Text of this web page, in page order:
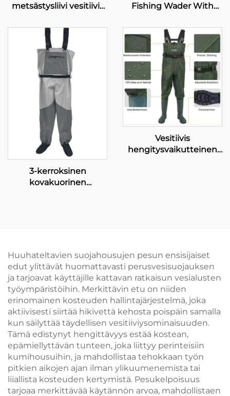
metsästysliivi vesitiivis
läpäisemätön
neopreeniliivi
vesitiivisillä sukilla 100 %
vesitiivis
Fishing Wader With
3-kerroksinen
kovakuorinen
Vesitiivis
hengitysvaikutteinen
Huuhateltavien suojahousujen pesun ensisijaiset
edut ylittävät huomattavasti perusvesisuojauksen
ja tarjoavat käyttäjille kattavan ratkaisun vesialusten
työympäristöihin. Merkittävin etu on niiden
erinomainen kosteuden hallintajärjestelmä, joka
aktiivisesti siirtää hikivettä kehosta poispäin samalla
kun säilyttää täydellisen vesitiiviysominaisuuden.
Tämä edistynyt hengittävyys estää kostean,
epämiellyttävän tunteen, joka liittyy perinteisiin
kumihousuihin, ja mahdollistaa tehokkaan työn
pitkien aikojen ajan ilman ylikuumenemista tai
liiallista kosteuden kertymistä. Pesukelpoisuus
tarjoaa merkittävää käytännön arvoa, mahdollistaen